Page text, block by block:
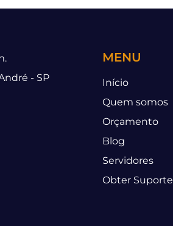
- SP
MENU
Início
Quem somos
Orçamento
Blog
Servidores
Obter Suporte